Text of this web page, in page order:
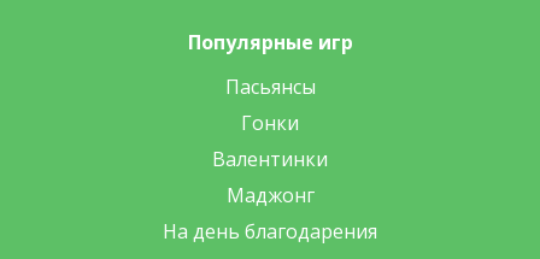
Популярные игр
Пасьянсы
Гонки
Валентинки
Маджонг
На день благодарения